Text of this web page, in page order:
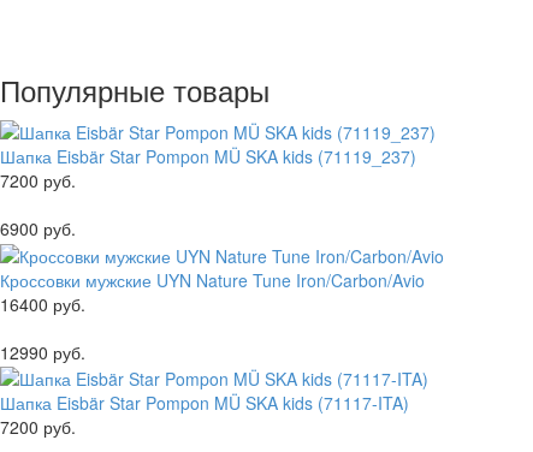
Популярные товары
Шапка Eisbär Star Pompon MÜ SKA kids (71119_237)
7200 руб.
6900 руб.
Кроссовки мужские UYN Nature Tune Iron/Carbon/Avio
16400 руб.
12990 руб.
Шапка Eisbär Star Pompon MÜ SKA kids (71117-ITA)
7200 руб.